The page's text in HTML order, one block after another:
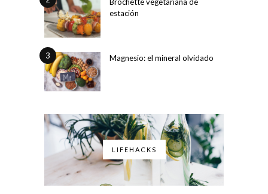
estación
3 Magnesio: el mineral olvidado
LIFEHACKS